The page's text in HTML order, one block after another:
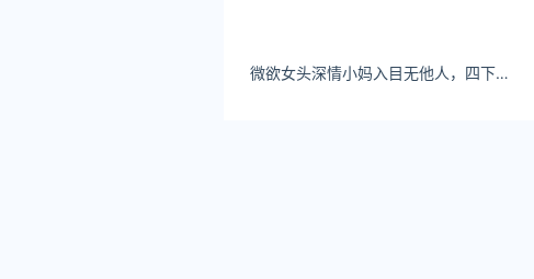
微欲女头深情小妈入目无他人，四下皆是你。